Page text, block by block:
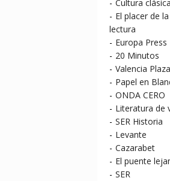
- Cultura clásica
- El placer de la
lectura
- Europa Press
- 20 Minutos
- Valencia Plaza
- Papel en
- ONDA CERO
- Literatura de
- SER Historia
- Levante
- Cazarabet
- El puente
- SER